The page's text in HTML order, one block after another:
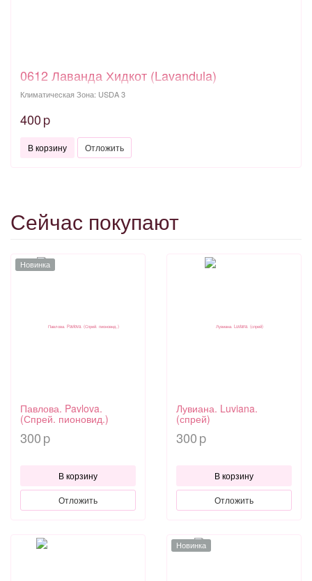
0612 Лаванда Хидкот (Lavandula)
Климатическая Зона: USDA 3
400 p
В корзину Отложить
Сейчас покупают
Новинка
Павлова. Pavlova.
(Спрей. пионовид.)
300 p
В корзину
Отложить
Лувиана. Luviana.
(спрей)
300 p
В корзину
Отложить
Новинка